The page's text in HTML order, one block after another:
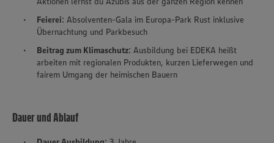
Feierei: Absolventen-Gala im Europa-Park Rust inklusive
Übernachtung und Parkbesuch
Beitrag zum Klimaschutz: Ausbildung bei EDEKA heißt
arbeiten mit regionalen Produkten, kurzen Lieferwegen und
fairem Umgang der heimischen Bauern
Dauer und Ablauf